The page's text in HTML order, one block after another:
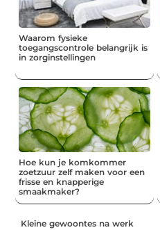
Waarom fysieke
toegangscontrole belangrijk is
in zorginstellingen
Hoe kun je komkommer
zoetzuur zelf maken voor een
frisse en knapperige
smaakmaker?
Kleine gewoontes na werk